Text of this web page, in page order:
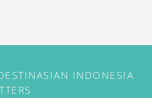
INDONESIA